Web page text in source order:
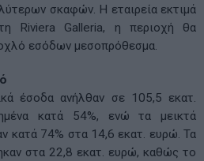
σκαφών. Η εταιρεία εκτιμά
Riviera Galleria, η περιοχή θα
εσόδων μεσοπρόθεσμα.
έσοδα ανήλθαν σε 105,5 εκατ.
κατά 54%, ενώ τα μεικτά
κατά 74% στα 14,6 εκατ. ευρώ. Τα
στα 22,8 εκατ. ευρώ, καθώς το